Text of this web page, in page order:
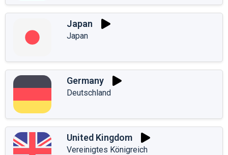
Japan
Japan
Germany
Deutschland
United Kingdom
Vereinigtes Königreich